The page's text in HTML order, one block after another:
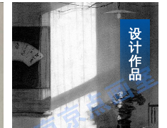
设
计
作
品